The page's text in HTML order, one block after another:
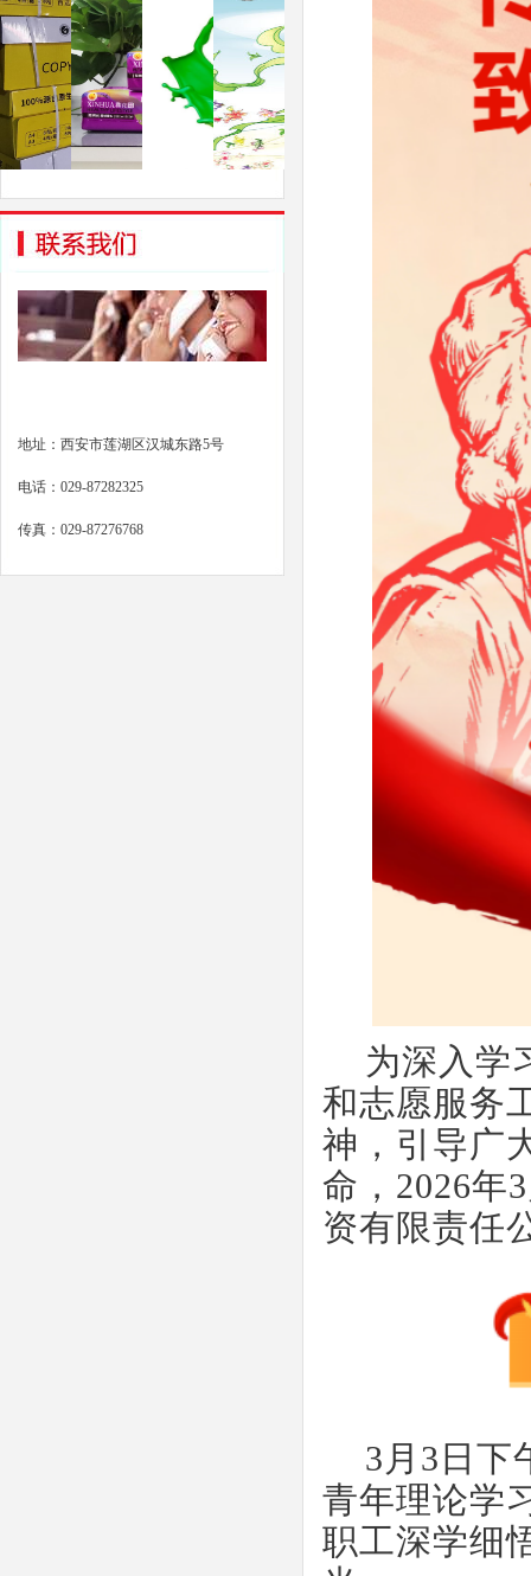
地址：西安市莲湖区汉城东路5号
电话：029-87282325
传真：029-87276768
为深入学
和志愿服务
神，引导广
命， 2026年
资有限责任
3月3日下
青年理论学
职工深学细